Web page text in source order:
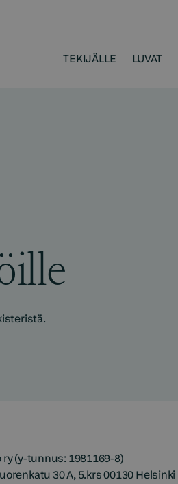
TEKIJÄLLE LUVAT
ry (y-tunnus: 1981169-8)
30 A, 5.krs 00130 Helsinki